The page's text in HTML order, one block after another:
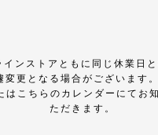
インストアともに同じ休業日
変更となる場合がございます
はこちらのカレンダーにてお
ただきます。